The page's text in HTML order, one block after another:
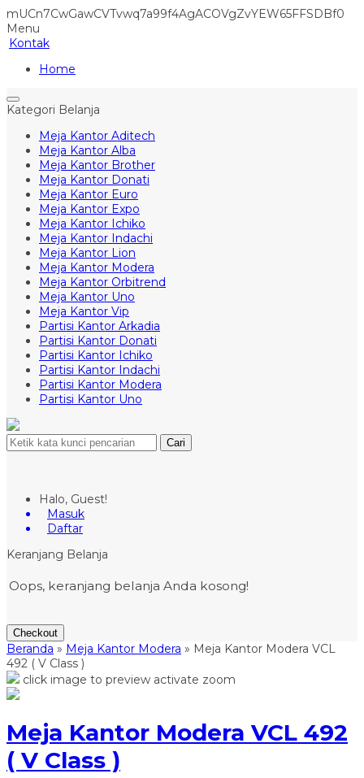
mUCn7CwGawCVTvwq7a99f4AgACOVgZvYEW65FFSDBf0
Menu
Kontak
Home
Kategori Belanja
Meja Kantor Aditech
Meja Kantor Alba
Meja Kantor Brother
Meja Kantor Donati
Meja Kantor Euro
Meja Kantor Expo
Meja Kantor Ichiko
Meja Kantor Indachi
Meja Kantor Lion
Meja Kantor Modera
Meja Kantor Orbitrend
Meja Kantor Uno
Meja Kantor Vip
Partisi Kantor Arkadia
Partisi Kantor Donati
Partisi Kantor Ichiko
Partisi Kantor Indachi
Partisi Kantor Modera
Partisi Kantor Uno
Cari
Halo, Guest!
Masuk
Daftar
Keranjang Belanja
Oops, keranjang belanja Anda kosong!
Checkout
Beranda » Meja Kantor Modera » Meja Kantor Modera VCL
492 ( V Class )
click image to preview activate zoom
Meja Kantor Modera VCL 492
( V Class )